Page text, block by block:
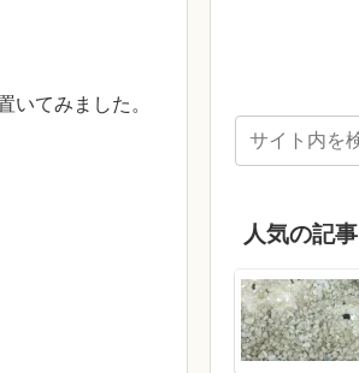
いてみました。
人気の記事